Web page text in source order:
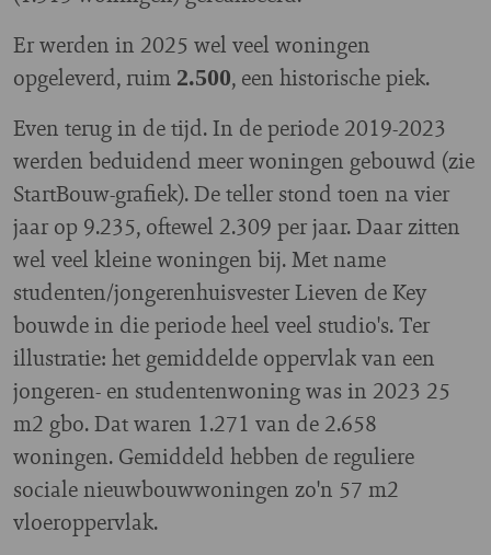
Er werden in 2025 wel veel woningen
opgeleverd, ruim 2.500, een historische piek.
Even terug in de tijd. In de periode 2019-2023
werden beduidend meer woningen gebouwd (zie
StartBouw-grafiek). De teller stond toen na vier
jaar op 9.235, oftewel 2.309 per jaar. Daar zitten
wel veel kleine woningen bij. Met name
studenten/jongerenhuisvester Lieven de Key
bouwde in die periode heel veel studio's. Ter
illustratie: het gemiddelde oppervlak van een
jongeren- en studentenwoning was in 2023 25
m2 gbo. Dat waren 1.271 van de 2.658
woningen. Gemiddeld hebben de reguliere
sociale nieuwbouwwoningen zo'n 57 m2
vloeroppervlak.